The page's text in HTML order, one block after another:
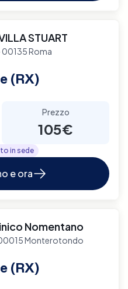
STUART
Roma
(RX)
Prezzo
105€
in sede
e ora
Nomentano
Monterotondo
(RX)